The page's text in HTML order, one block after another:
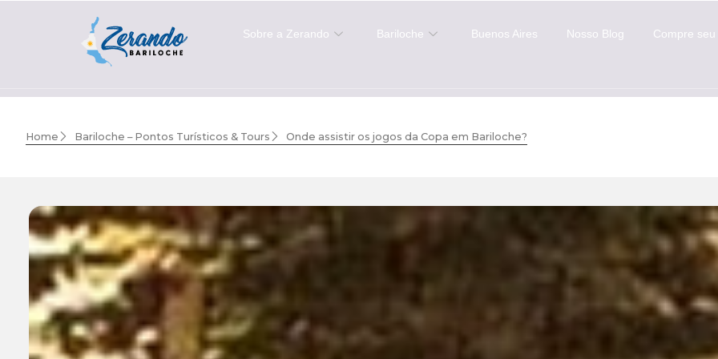
Sobre a Zerando Bariloche Buenos Aires Nosso Blog Compre seu
Home Bariloche – Pontos Turísticos & Tours Onde assistir os jogos da Copa em Bariloche?